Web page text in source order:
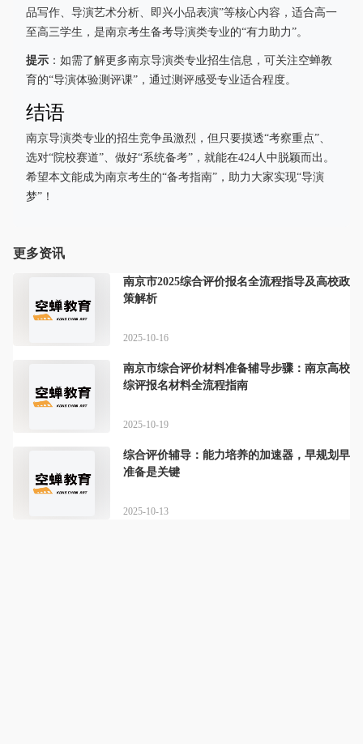
品写作、导演艺术分析、即兴小品表演”等核心内容，适合高一
至高三学生，是南京考生备考导演类专业的“有力助力”。
提示 ：如需了解更多南京导演类专业招生信息，可关注空蝉教
育的“导演体验测评课”，通过测评感受专业适合程度。
结语
南京导演类专业的招生竞争虽激烈，但只要摸透“考察重点”、
选对“院校赛道”、做好“系统备考”，就能在424人中脱颖而出。
希望本文能成为南京考生的“备考指南”，助力大家实现“导演
梦”！
更多资讯
南京市2025综合评价报名全流程指导及高校政
策解析
2025-10-16
南京市综合评价材料准备辅导步骤：南京高校
综评报名材料全流程指南
2025-10-19
综合评价辅导：能力培养的加速器，早规划早
准备是关键
2025-10-13